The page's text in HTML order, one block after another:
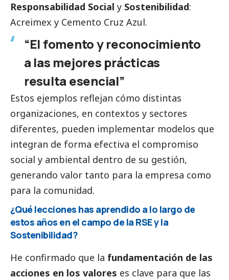
Responsabilidad Social y Sostenibilidad:
Acreimex y Cemento Cruz Azul.
“El fomento y reconocimiento
a las mejores prácticas
resulta esencial”
Estos ejemplos reflejan cómo distintas
organizaciones, en contextos y sectores
diferentes, pueden implementar modelos que
integran de forma efectiva el compromiso
social y ambiental dentro de su gestión,
generando valor tanto para la empresa como
para la comunidad.
¿Qué lecciones has aprendido a lo largo de
estos años en el campo de la RSE y la
Sostenibilidad?
He confirmado que la fundamentación de las
acciones en los valores es clave para que las